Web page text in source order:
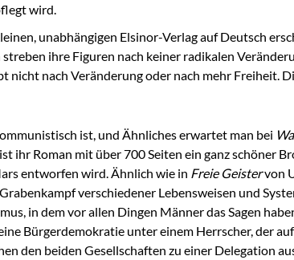
wird.
unabhängigen Elsinor-Verlag auf Deutsch
streben ihre Figuren nach keiner radikalen
nicht nach Veränderung oder nach mehr Freiheit.
ist, und Ähnliches erwartet man bei
ihr Roman mit über 700 Seiten ein ganz schöner
entworfen wird. Ähnlich wie in Freie Geistervon
verschiedener Lebensweisen und
in dem vor allen Dingen Männer das Sagen
Bürgerdemokratie unter einem Herrscher, der
den beiden Gesellschaften zu einer Delegation